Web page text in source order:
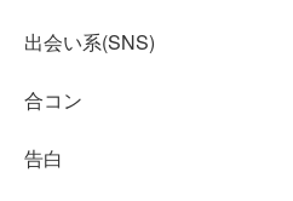
出会い系(SNS)
合コン
告白